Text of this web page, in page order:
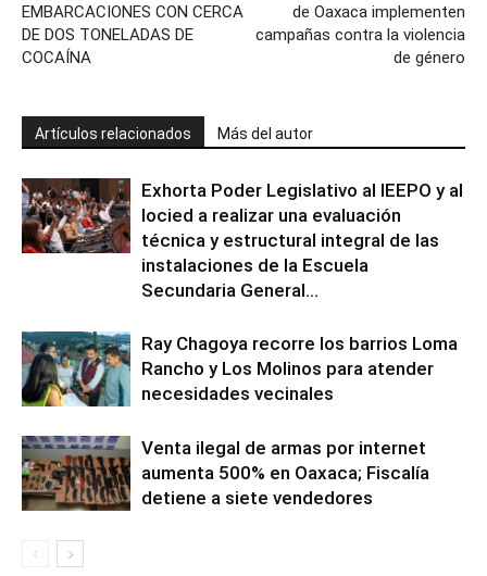
EMBARCACIONES CON CERCA
DE DOS TONELADAS DE
COCAÍNA
de Oaxaca implementen
campañas contra la violencia
de género
Artículos relacionados Más del autor
Exhorta Poder Legislativo al IEEPO y al
Iocied a realizar una evaluación
técnica y estructural integral de las
instalaciones de la Escuela
Secundaria General...
Ray Chagoya recorre los barrios Loma
Rancho y Los Molinos para atender
necesidades vecinales
Venta ilegal de armas por internet
aumenta 500% en Oaxaca; Fiscalía
detiene a siete vendedores